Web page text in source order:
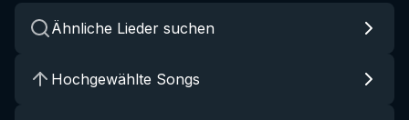
Ähnliche Lieder suchen
Hochgewählte Songs